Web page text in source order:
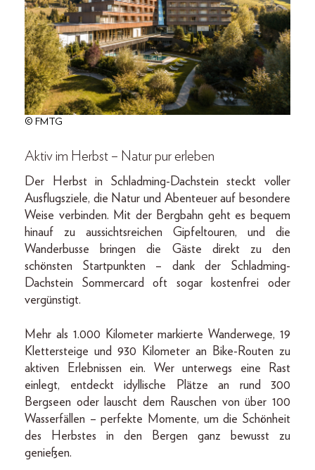
© FMTG
Aktiv im Herbst – Natur pur erleben
Der Herbst in Schladming-Dachstein steckt voller
Ausflugsziele, die Natur und Abenteuer auf besondere
Weise verbinden. Mit der Bergbahn geht es bequem
hinauf zu aussichtsreichen Gipfeltouren, und die
Wanderbusse bringen die Gäste direkt zu den
schönsten Startpunkten – dank der Schladming-
Dachstein Sommercard oft sogar kostenfrei oder
vergünstigt.
Mehr als 1.000 Kilometer markierte Wanderwege, 19
Klettersteige und 930 Kilometer an Bike-Routen zu
aktiven Erlebnissen ein. Wer unterwegs eine Rast
einlegt, entdeckt idyllische Plätze an rund 300
Bergseen oder lauscht dem Rauschen von über 100
Wasserfällen – perfekte Momente, um die Schönheit
des Herbstes in den Bergen ganz bewusst zu
genießen.